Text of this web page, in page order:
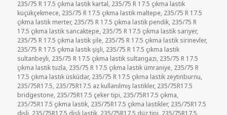
235/75 R 17.5 çıkma lastik kartal, 235/75 R 17.5 çıkma lastik
küçükçekmece, 235/75 R 17.5 çıkma lastik maltepe, 235/75 R 17.5
çıkma lastik merter, 235/75 R 17.5 çıkma lastik pendik, 235/75 R
17.5 çıkma lastik sancaktepe, 235/75 R 17.5 çıkma lastik sarıyer,
235/75 R 17.5 çıkma lastik şile, 235/75 R 17.5 çıkma lastik sirinevler,
235/75 R 17.5 çıkma lastik şişli, 235/75 R 17.5 çıkma lastik
sultanbeyli, 235/75 R 17.5 çıkma lastik sultangazi, 235/75 R 17.5
çıkma lastik tuzla, 235/75 R 17.5 çıkma lastik ümraniye, 235/75 R
17.5 çıkma lastik üsküdar, 235/75 R 17.5 çıkma lastik zeytinburnu,
235/75R17.5, 235/75R17.5 az kullanılmış lastikler, 235/75R17.5
bridgestone, 235/75R17.5 çeker tipi, 235/75R17.5 çıkma,
235/75R17.5 çıkma lastik, 235/75R17.5 çıkma lastikler, 235/75R17.5
dişli, 235/75R17.5 dişli lastik, 235/75R17.5 düz tipi, 235/75R17.5